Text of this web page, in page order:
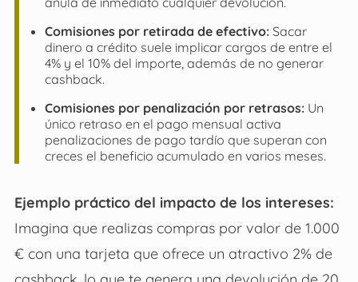
Comisiones por retirada de efectivo:Sacar
dinero a crédito suele implicar cargos de entre el
4% y el 10% del importe, además de no generar
cashback.
Comisiones por penalización por retrasos:Un
único retraso en el pago mensual activa
penalizaciones de pago tardío que superan con
creces el beneficio acumulado en varios meses.
Ejemplo práctico del impacto de los intereses:
Imagina que realizas compras por valor de 1.000
€ con una tarjeta que ofrece un atractivo 2% de